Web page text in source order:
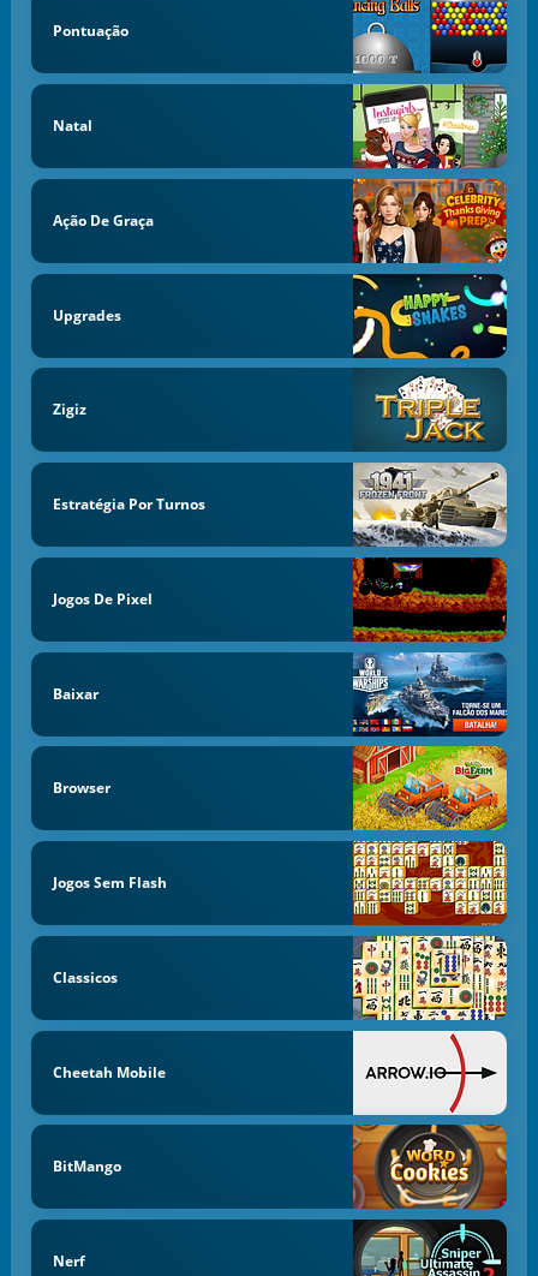
Pontuação
Natal
Ação De Graça
Upgrades
Zigiz
Estratégia Por Turnos
Jogos De Pixel
Baixar
Browser
Jogos Sem Flash
Classicos
Cheetah Mobile
BitMango
Nerf